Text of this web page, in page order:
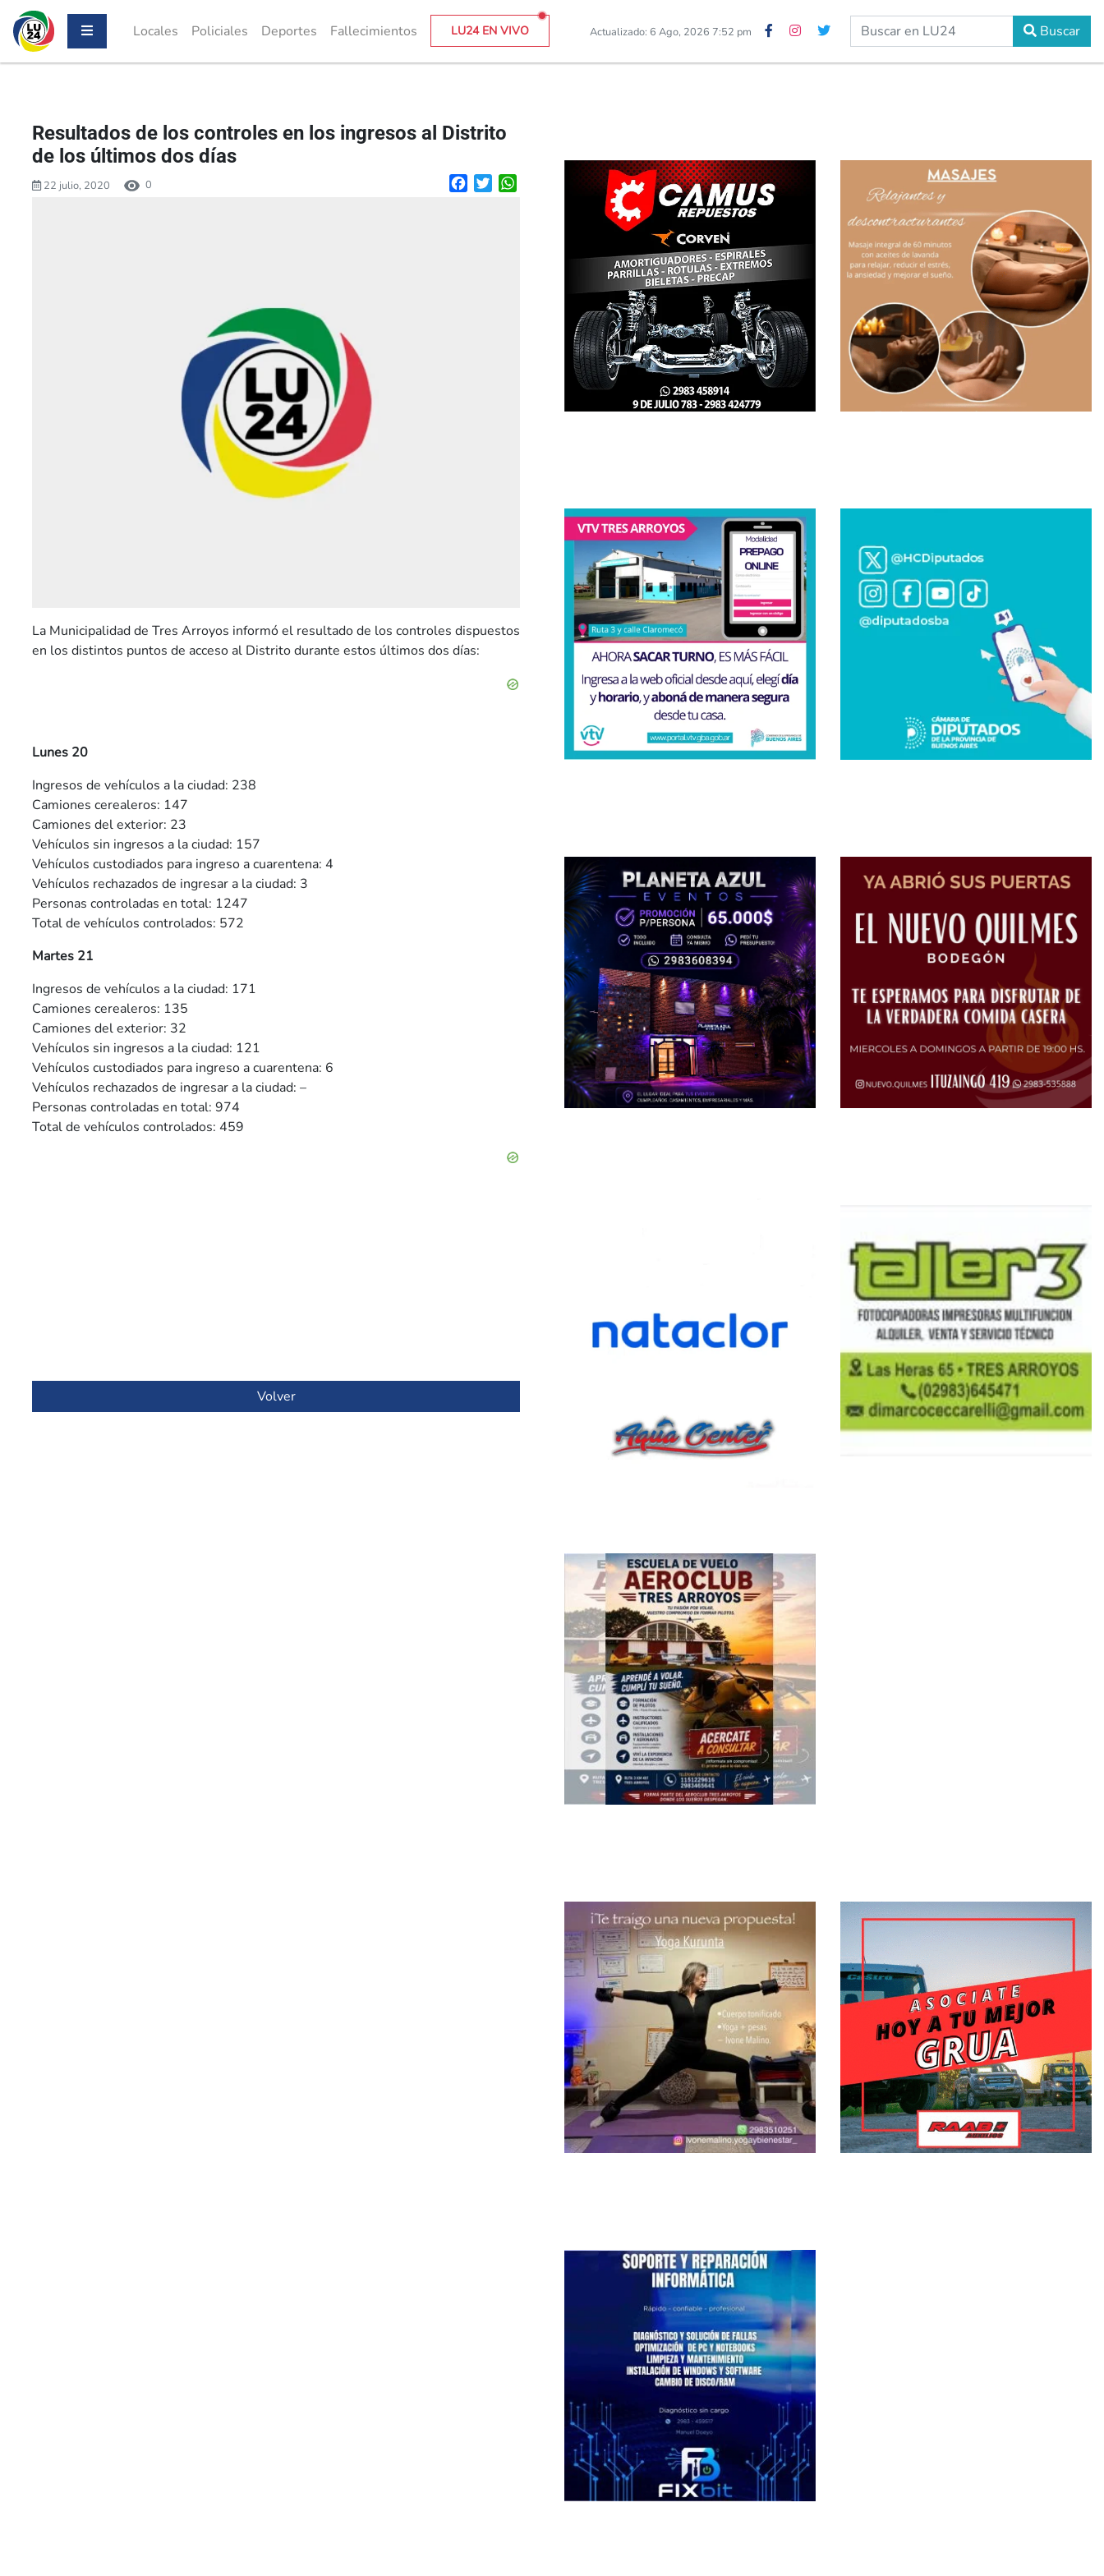
Locales Policiales Deportes Fallecimientos LU24 EN VIVO Actualizado: 6 Ago, 2026 7:52 pm Buscar
Resultados de los controles en los ingresos al Distrito
de los últimos dos días
22 julio, 2020 0 FacebookTwitter
La Municipalidad de Tres Arroyos informó el resultado de los controles dispuestos
en los distintos puntos de acceso al Distrito durante estos últimos dos días:
Lunes 20
Ingresos de vehículos a la ciudad: 238
Camiones cerealeros: 147
Camiones del exterior: 23
Vehículos sin ingresos a la ciudad: 157
Vehículos custodiados para ingreso a cuarentena: 4
Vehículos rechazados de ingresar a la ciudad: 3
Personas controladas en total: 1247
Total de vehículos controlados: 572
Martes 21
Ingresos de vehículos a la ciudad: 171
Camiones cerealeros: 135
Camiones del exterior: 32
Vehículos sin ingresos a la ciudad: 121
Vehículos custodiados para ingreso a cuarentena: 6
Vehículos rechazados de ingresar a la ciudad: –
Personas controladas en total: 974
Total de vehículos controlados: 459
Volver